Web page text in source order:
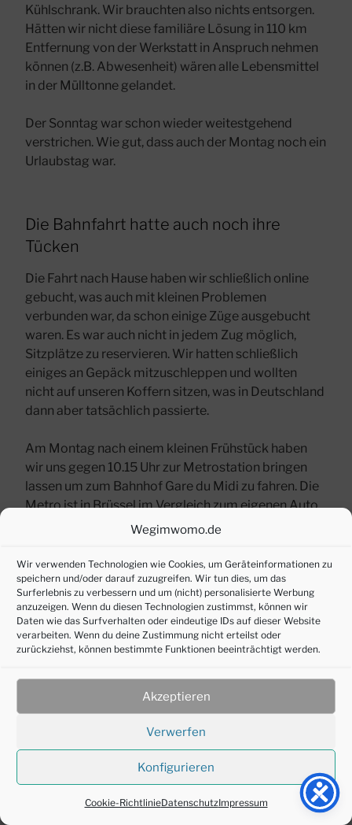
Wegimwomo.de
Wir verwenden Technologien wie Cookies, um Geräteinformationen zu
speichern und/oder darauf zuzugreifen. Wir tun dies, um das
Surferlebnis zu verbessern und um (nicht) personalisierte Werbung
anzuzeigen. Wenn du diesen Technologien zustimmst, können wir
Daten wie das Surfverhalten oder eindeutige IDs auf dieser Website
verarbeiten. Wenn du deine Zustimmung nicht erteilst oder
zurückziehst, können bestimmte Funktionen beeinträchtigt werden.
Akzeptieren
Verwerfen
Konfigurieren
Cookie-RichtlinieDatenschutzImpressum
Kühlschrank. Wir brauchten also nichts entsorgen.
Hätten wir nicht diese familiäre Lösung in 110 km
Entfernung von der Werkstatt in Anspruch nehmen
können (z.B. Abwesenheit) wären alle Lebensmittel
in der Mülltonne gelandet.
Der Sonntag war schon wieder weitestgehend
verstrichen. Wie gut, dass auch der Montag noch ein
Urlaubstag war.
Die Bahnfahrt hatte auch noch ihre
Tücken
Die Fahrt nach Hause haben wir schließlich online
gebucht, was auch mit kleinen Problemen
verbunden war, da schon einige Züge ausgebucht
waren. Es war auch nicht in jedem Zug möglich,
Sitzplätze zu reservieren. Wir hatten schließlich
einiges an Gepäck mitzuschleppen und wollten
nicht auf unseren Koffern sitzen, was in Deutschland
dann aber tatsächlich passierte.
Am Montag nach einem kleinen Frühstück haben
wir uns gegen 10.15 Uhr zur Metrostation bringen
lassen um zum Bahnhof Gare du Midi zu fahren. Die
Metro ist in Brüssel im Vergleich zum eigenen Auto
das schnellere Fortbewegungsmittel. Wir waren
und einer Umhängetasche unterwegs. Insgesamt
mussten wir alles dreimal über die Bahnsteige
verschiedener Bahnhöfe schleppen.
In Belgien hatte alles wunderbar funktioniert. Die
Rolltreppen im Bahnhof funktionierten und die
schweren Koffer konnten halbwegs bequem zu den
Gleisen gerollt werden. Wir fuhren sehr komfortabel
im Thalys. Angekommen in Aachen sollte sich dies
dann ändern. Der von uns angedachte Zug war
gestrichen. Die Koffer mussten über Treppen
getragen werden. Der Ausweichzug, der an jedem
kleinen Bahnsteig hielt, war dann so voll, dass wir
tatsächlich auf den Koffern sitzen durften. Die